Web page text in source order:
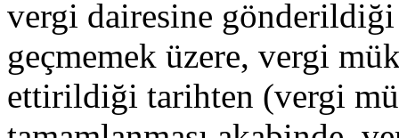
vergi dairesine
geçmemek üzere, vergi
ettirildiği tarihten (vergi